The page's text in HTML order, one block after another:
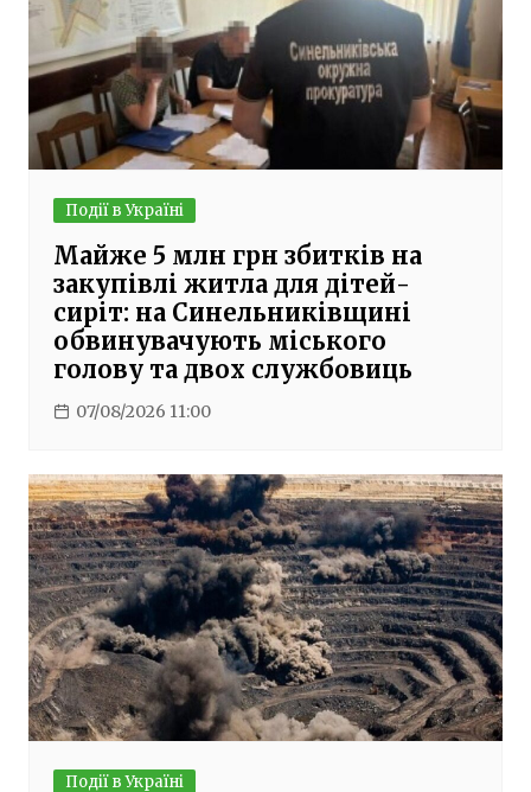
Події в Україні
Майже 5 млн грн збитків на
закупівлі житла для дітей-
сиріт: на Синельниківщині
обвинувачують міського
голову та двох службовиць
07/08/2026 11:00
Події в Україні